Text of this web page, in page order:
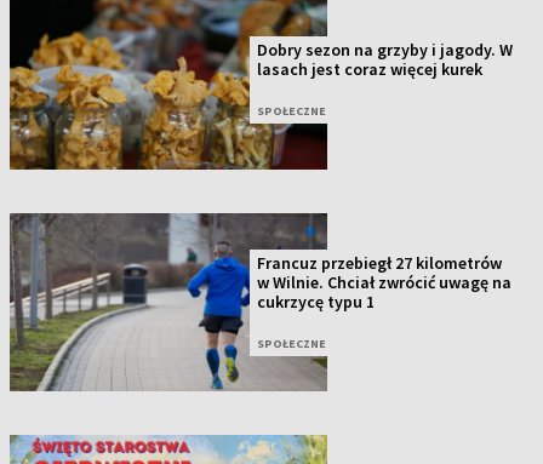
Dobry sezon na grzyby i jagody. W
lasach jest coraz więcej kurek
SPOŁECZNE
Francuz przebiegł 27 kilometrów
w Wilnie. Chciał zwrócić uwagę na
cukrzycę typu 1
SPOŁECZNE